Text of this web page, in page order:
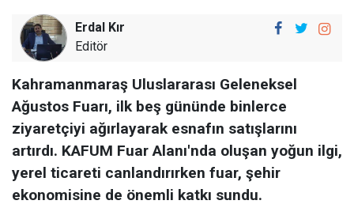
Erdal Kır
Editör
Kahramanmaraş Uluslararası Geleneksel
Ağustos Fuarı, ilk beş gününde binlerce
ziyaretçiyi ağırlayarak esnafın satışlarını
artırdı. KAFUM Fuar Alanı'nda oluşan yoğun ilgi,
yerel ticareti canlandırırken fuar, şehir
ekonomisine de önemli katkı sundu.